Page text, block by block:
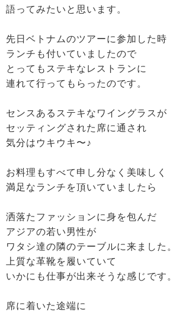
語ってみたいと思います。
先日ベトナムのツアーに参加した時
ランチも付いていましたので
とってもステキなレストランに
連れて行ってもらったのです。
センスあるステキなワイングラスが
セッティングされた席に通され
気分はウキウキ〜♪
お料理もすべて申し分なく美味しく
満足なランチを頂いていましたら
洒落たファッションに身を包んだ
アジアの若い男性が
ワタシ達の隣のテーブルに来ました。
上質な革靴を履いていて
いかにも仕事が出来そうな感じです。
席に着いた途端に